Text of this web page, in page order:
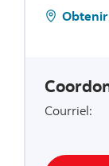
Courriel: